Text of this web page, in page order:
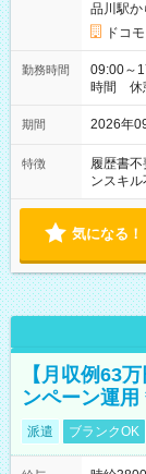
品川駅
ドコ
勤務時間
09:00～
時間 休
日勤は
期間 2026年
特徴 履歴書不
ンスキル
気になる！
【月収例63
ンペーン運
派遣 ブランクOK